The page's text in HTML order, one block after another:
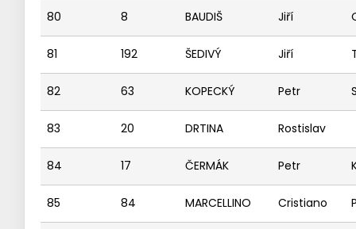
80 8 BAUDIŠ Jiří
81 192 ŠEDIVÝ Jiří
82 63 KOPECKÝ Petr
83 20 DRTINA Rostislav
84 17 ČERMÁK Petr
85 84 MARCELLINO Cristiano